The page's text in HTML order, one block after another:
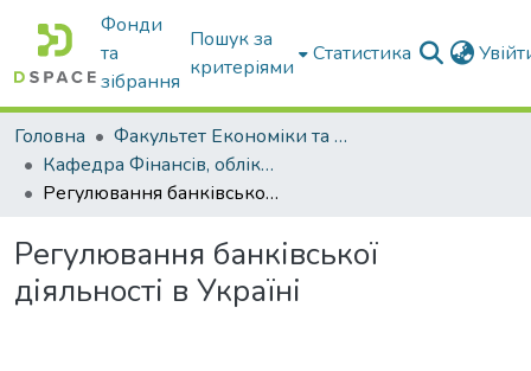
Фонди
та
зібрання
Пошук за
критеріями
Статистика
Головна
Факультет Економіки та бізнесу
Кафедра Фінансів, обліку і оподаткування
Регулювання банківської діяльності в Україні
Регулювання банківської
діяльності в Україні